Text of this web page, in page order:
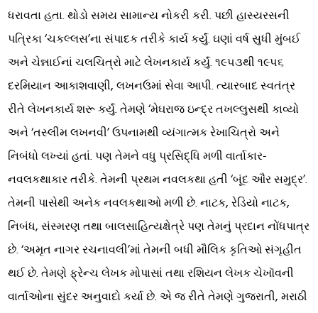
ધરાવતા હતા. થોડો સમય સામાન્ય નોકરી કરી. પછી હાસ્યરસની
પત્રિકા ‘ચકલ્લસ’ના સંપાદક તરીકે કાર્ય કર્યું. ઘણાં વર્ષ સુધી મુંબઈ
અને ચેન્નાઈનાં ચલચિત્રો માટે લેખનકાર્ય કર્યું. ૧૯૫૩થી ૧૯૫૬
દરમિયાન આકાશવાણી, લખનઉમાં સેવા આપી. ત્યારબાદ સ્વતંત્ર
રીતે લેખનકાર્ય શરૂ કર્યું. તેમણે ‘મેઘરાજ ઇન્દ્ર તખલ્લુસથી કાવ્યો
અને ‘તસ્લીમ લખનવી’ ઉપનામથી વ્યંગાત્મક રેખાચિત્રો અને
નિબંધો લખ્યાં હતાં. પણ તેમને વધુ પ્રસિદ્ધિ મળી વાર્તાકાર-
નવલકથાકાર તરીકે. તેમની પ્રથમ નવલકથા હતી ‘બૂંદ ઔર સમુદ્ર’.
તેમની પાસેથી અનેક નવલકથાઓ મળી છે. નાટક, રેડિયો નાટક,
નિબંધ, સંસ્મરણ તથા બાલસાહિત્યક્ષેત્રે પણ તેમનું પ્રદાન નોંધપાત્ર
છે. ‘અમૃત નાગર રચનાવલી’માં તેમની બધી મૌલિક કૃતિઓ સંગૃહીત
થઈ છે. તેમણે ફ્રેન્ચ લેખક મોપાસાં તથા રશિયન લેખક ચેખૉવની
વાર્તાઓના સુંદર અનુવાદો કર્યા છે. એ જ રીતે તેમણે ગુજરાતી, મરાઠી